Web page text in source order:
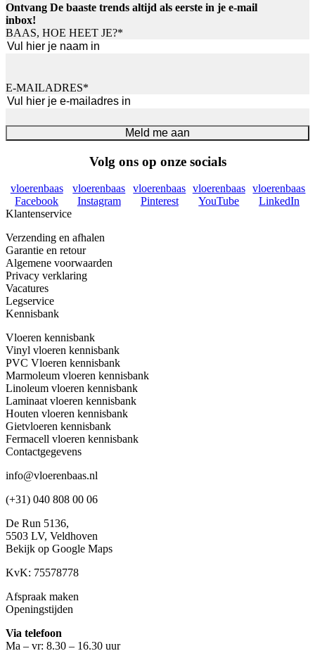
Ontvang De baaste trends altijd als eerste in je e-mail
inbox!
BAAS, HOE HEET JE?*
E-MAILADRES*
Meld me aan
Volg ons op onze socials
vloerenbaas
Facebook
vloerenbaas
Instagram
vloerenbaas
Pinterest
vloerenbaas
YouTube
vloerenbaas
LinkedIn
Klantenservice
Verzending en afhalen
Garantie en retour
Algemene voorwaarden
Privacy verklaring
Vacatures
Legservice
Kennisbank
Vloeren kennisbank
Vinyl vloeren kennisbank
PVC Vloeren kennisbank
Marmoleum vloeren kennisbank
Linoleum vloeren kennisbank
Laminaat vloeren kennisbank
Houten vloeren kennisbank
Gietvloeren kennisbank
Fermacell vloeren kennisbank
Contactgegevens
info@vloerenbaas.nl
(+31) 040 808 00 06
De Run 5136,
5503 LV, Veldhoven
Bekijk op Google Maps
KvK: 75578778
Afspraak maken
Openingstijden
Via telefoon
Ma – vr: 8.30 – 16.30 uur